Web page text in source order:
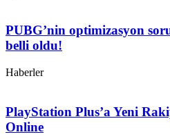
PUBG’nin optimizasyon
belli oldu!
Haberler
PlayStation Plus’a Yeni
Online